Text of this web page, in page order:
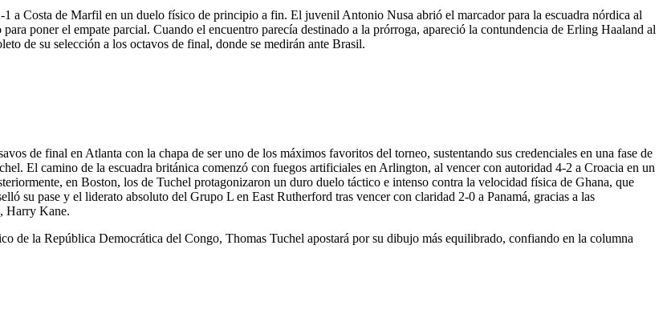
a Costa de Marfil en un duelo físico de principio a fin. El juvenil Antonio Nusa abrió el marcador para la escuadra nórdica al
poner el empate parcial. Cuando el encuentro parecía destinado a la prórroga, apareció la contundencia de Erling Haaland al
de su selección a los octavos de final, donde se medirán ante Brasil.
de final en Atlanta con la chapa de ser uno de los máximos favoritos del torneo, sustentando sus credenciales en una fase de
El camino de la escuadra británica comenzó con fuegos artificiales en Arlington, al vencer con autoridad 4-2 a Croacia en un
en Boston, los de Tuchel protagonizaron un duro duelo táctico e intenso contra la velocidad física de Ghana, que
su pase y el liderato absoluto del Grupo L en East Rutherford tras vencer con claridad 2-0 a Panamá, gracias a las
Harry Kane.
de la República Democrática del Congo, Thomas Tuchel apostará por su dibujo más equilibrado, confiando en la columna